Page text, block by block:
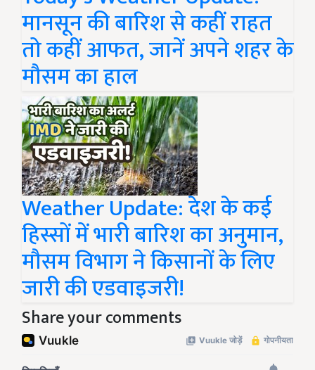
मानसून की बारिश से कहीं राहत
तो कहीं आफत, जानें अपने शहर के
मौसम का हाल
Weather Update: देश के कई
हिस्सों में भारी बारिश का अनुमान,
मौसम विभाग ने किसानों के लिए
जारी की एडवाइजरी!
Share your comments